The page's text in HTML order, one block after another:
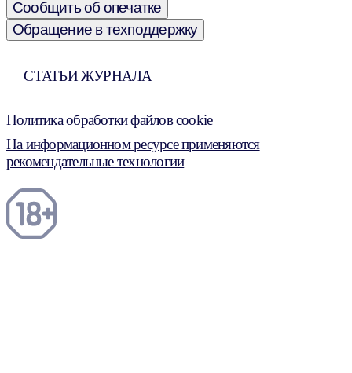
Сообщить об опечатке
Обращение в техподдержку
СТАТЬИ ЖУРНАЛА
Политика обработки файлов cookie
На информационном ресурсе применяются
рекомендательные технологии